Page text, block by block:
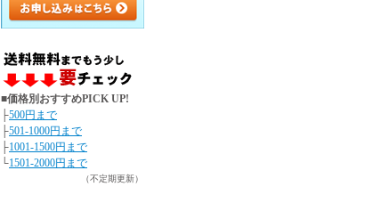
■価格別おすすめPICK UP!
├500円まで
├501-1000円まで
├1001-1500円まで
└1501-2000円まで
（不定期更新）